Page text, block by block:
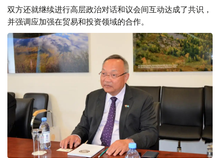
双方还就继续进行高层政治对话和议会间互动达成了共识，
并强调应加强在贸易和投资领域的合作。